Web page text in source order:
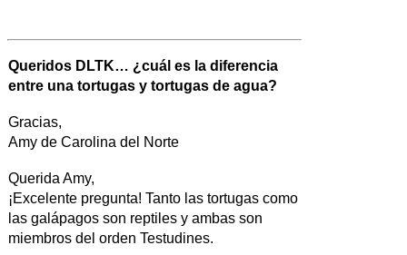
Queridos DLTK… ¿cuál es la diferencia
entre una tortugas y tortugas de agua?
Gracias,
Amy de Carolina del Norte
Querida Amy,
¡Excelente pregunta! Tanto las tortugas como
las galápagos son reptiles y ambas son
miembros del orden Testudines.